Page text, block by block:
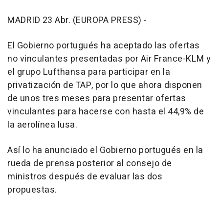
MADRID 23 Abr. (EUROPA PRESS) -
El Gobierno portugués ha aceptado las ofertas
no vinculantes presentadas por Air France-KLM y
el grupo Lufthansa para participar en la
privatización de TAP, por lo que ahora disponen
de unos tres meses para presentar ofertas
vinculantes para hacerse con hasta el 44,9% de
la aerolínea lusa.
Así lo ha anunciado el Gobierno portugués en la
rueda de prensa posterior al consejo de
ministros después de evaluar las dos
propuestas.